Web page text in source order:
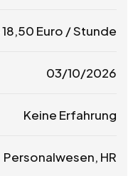
18,50 Euro / Stunde
03/10/2026
Keine Erfahrung
Personalwesen, HR